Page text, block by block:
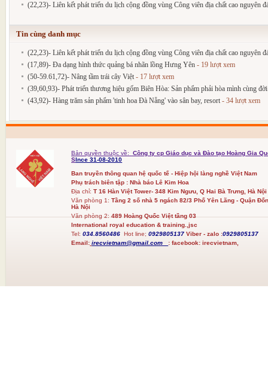
(22,23)- Liên kết phát triển du lịch cộng đồng vùng Công viên địa chất cao nguyên
Tin cùng danh mục
(22,23)- Liên kết phát triển du lịch cộng đồng vùng Công viên địa chất cao nguyên
(17,89)- Đa dạng hình thức quảng bá nhãn lồng Hưng Yên - 19 lượt xem
(50-59.61,72)- Nâng tầm trái cây Việt - 17 lượt xem
(39,60,93)- Phát triển thương hiệu gốm Biên Hòa: Sản phẩm phải hòa mình cùng
(43,92)- Hàng trăm sản phẩm 'tinh hoa Đà Nẵng' vào sân bay, resort - 34 lượt xem
Bản quyền thuộc về:
Công ty cp Giáo dục và Đào tạo Hoàng Gia
SInce 31-08-2010
Ban truyền thông quan hệ quốc tế - Hiệp hội làng nghề Việt Nam
Phụ trách biên tập : Nhà báo Lê Kim Hoa
Địa chỉ: T 16 Hàn Việt Tower- 348 Kim Ngưu, Q Hai Bà Trưng, Hà Nội
Văn phòng 1:Tầng 2 số nhà 5 ngách 82/3 Phố Yên Lãng - Quận
Hà Nội
Văn phòng 2:489 Hoàng Quốc Việt tầng 03
International royal education & training.,jsc
Tel:034.8560486Hot line; 0929805137 Viber - zalo :0929805137
Email: irecvietnam@gmail.com :facebook: irecvietnam,